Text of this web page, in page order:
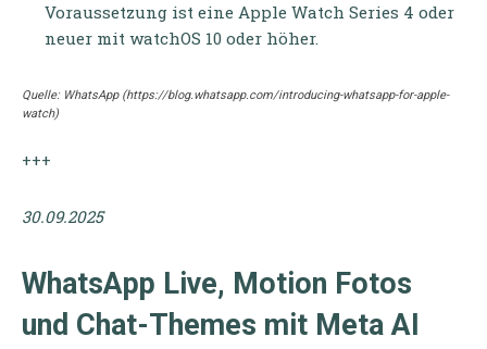
Voraussetzung ist eine Apple Watch Series 4 oder
neuer mit watchOS 10 oder höher.
Quelle: WhatsApp (https://blog.whatsapp.com/introducing-whatsapp-for-apple-
watch)
+++
30.09.2025
WhatsApp Live, Motion Fotos
und Chat-Themes mit Meta AI